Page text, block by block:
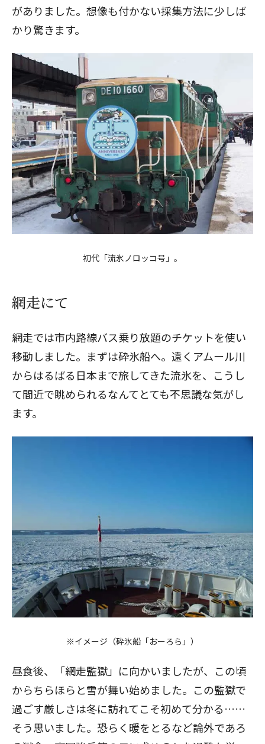
がありました。想像も付かない採集方法に少しば
かり驚きます。
初代「流氷ノロッコ号」。
網走にて
網走では市内路線バス乗り放題のチケットを使い
移動しました。まずは砕氷船へ。遠くアムール川
からはるばる日本まで旅してきた流氷を、こうし
て間近で眺められるなんてとても不思議な気がし
ます。
※イメージ（砕氷船「おーろら」）
昼食後、「網走監獄」に向かいましたが、この頃
からちらほらと雪が舞い始めました。この監獄で
過ごす厳しさは冬に訪れてこそ初めて分かる……
そう思いました。恐らく暖をとるなど論外であろ